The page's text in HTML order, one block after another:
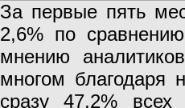
За первые пять
2,6% по
мнению
многом благодаря
сразу 47,2%